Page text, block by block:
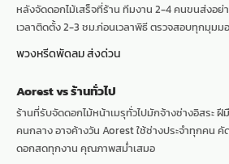
หลังจัดดอกไม้เสร็จที่ร้าน ทีมงาน 2-4 คนขนส่งอย่า
เวลาติดตั้ง 2-3 ชม.ก่อนเวลาพิธี ตรวจสอบทุกมุม
พวงหรีดพัดลม ส่งด่วน
Aorest vs ร้านทั่วไป
ร้านที่รับจัดดอกไม้หน้าเมรุทั่วไปมักจ้างช่างอิสระ
คนกลาง อาจค้างวัน Aorest ใช้ช่างประจำทุกคน
ดอกสดทุกงาน คุณภาพสม่ำเสมอ